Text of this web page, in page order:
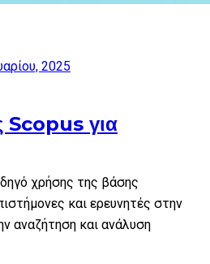
2025
για
χρήσης της βάσης
και ερευνητές στην
αναζήτηση και ανάλυση